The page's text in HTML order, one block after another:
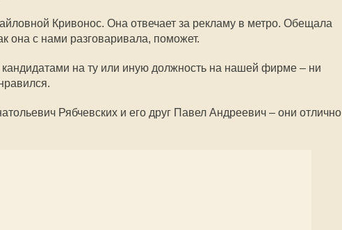
Кривонос. Она отвечает за рекламу в метро. Обещала
она с нами разговаривала, поможет.
кандидатами на ту или иную должность на нашей фирме – ни
Рябчевских и его друг Павел Андреевич – они отлично